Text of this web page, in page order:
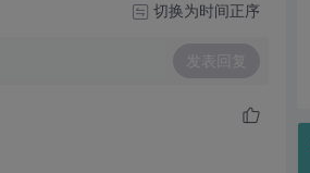
切换为时间正序
发表回复